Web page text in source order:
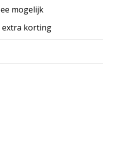
mogelijk
extra korting